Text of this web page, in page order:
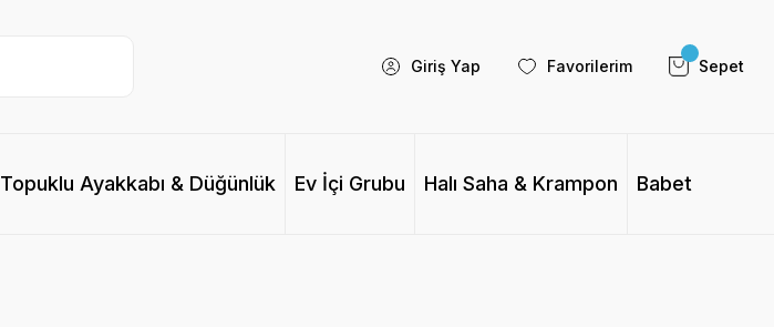
Giriş Yap Favorilerim Sepet
Topuklu Ayakkabı & Düğünlük Ev İçi Grubu Halı Saha & Krampon Babet